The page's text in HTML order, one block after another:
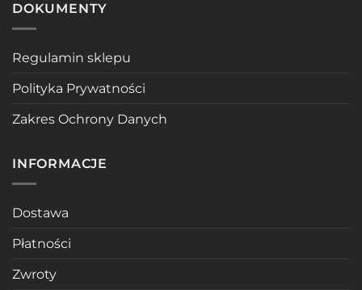
DOKUMENTY
Regulamin sklepu
Polityka Prywatności
Zakres Ochrony Danych
INFORMACJE
Dostawa
Płatności
Zwroty